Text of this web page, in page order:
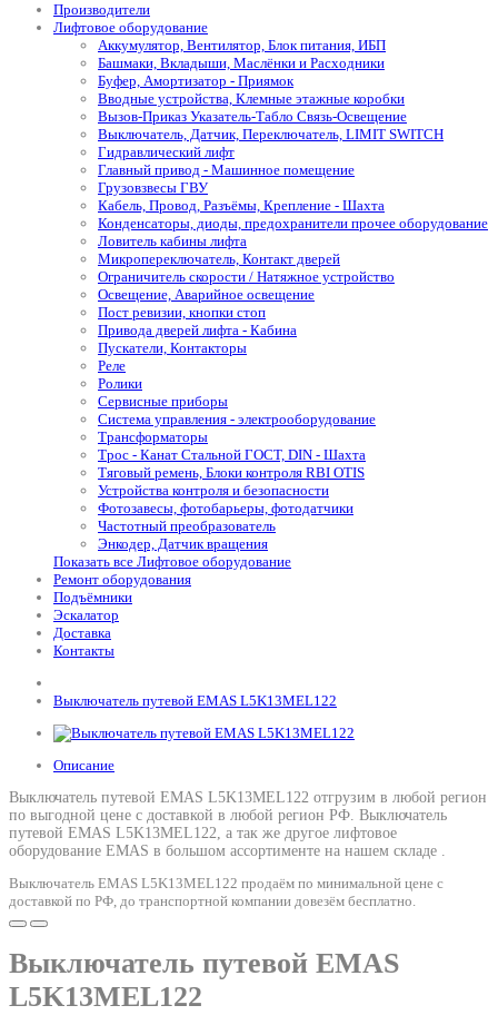
Производители
Лифтовое оборудование
Аккумулятор, Вентилятор, Блок питания, ИБП
Башмаки, Вкладыши, Маслёнки и Расходники
Буфер, Амортизатор - Приямок
Вводные устройства, Клемные этажные коробки
Вызов-Приказ Указатель-Табло Связь-Освещение
Выключатель, Датчик, Переключатель, LIMIT SWITCH
Гидравлический лифт
Главный привод - Машинное помещение
Грузовзвесы ГВУ
Кабель, Провод, Разъёмы, Крепление - Шахта
Конденсаторы, диоды, предохранители прочее оборудование
Ловитель кабины лифта
Микропереключатель, Контакт дверей
Ограничитель скорости / Натяжное устройство
Освещение, Аварийное освещение
Пост ревизии, кнопки стоп
Привода дверей лифта - Кабина
Пускатели, Контакторы
Реле
Ролики
Сервисные приборы
Система управления - электрооборудование
Трансформаторы
Трос - Канат Стальной ГОСТ, DIN - Шахта
Тяговый ремень, Блоки контроля RBI OTIS
Устройства контроля и безопасности
Фотозавесы, фотобарьеры, фотодатчики
Частотный преобразователь
Энкодер, Датчик вращения
Показать все Лифтовое оборудование
Ремонт оборудования
Подъёмники
Эскалатор
Доставка
Контакты
Выключатель путевой EMAS L5K13MEL122
Описание
Выключатель путевой EMAS L5K13MEL122 отгрузим в любой регион
по выгодной цене с доставкой в любой регион РФ. Выключатель
путевой EMAS L5K13MEL122, а так же другое лифтовое
оборудование EMAS в большом ассортименте на нашем складе .
Выключатель EMAS L5K13MEL122 продаём по минимальной цене с
доставкой по РФ, до транспортной компании довезём бесплатно.
Выключатель путевой EMAS
L5K13MEL122